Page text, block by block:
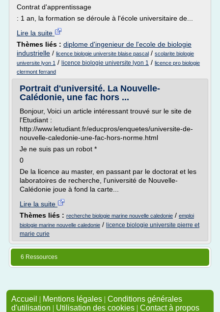
Contrat d'apprentissage
: 1 an, la formation se déroule à l'école universitaire de...
Lire la suite
Thèmes liés : diplome d'ingenieur de l'ecole de biologie
industrielle / licence biologie universite blaise pascal / scolarite biologie
universite lyon 1 / licence biologie universite lyon 1 / licence pro biologie
clermont ferrand
Portrait d'université. La Nouvelle-
Calédonie, une fac hors ...
Bonjour, Voici un article intéressant trouvé sur le site de
l'Etudiant :
http://www.letudiant.fr/educpros/enquetes/universite-de-
nouvelle-caledonie-une-fac-hors-norme.html
Je ne suis pas un robot *
0
De la licence au master, en passant par le doctorat et les
laboratoires de recherche, l'université de Nouvelle-
Calédonie joue à fond la carte...
Lire la suite
Thèmes liés : recherche biologie marine nouvelle caledonie / emploi
biologie marine nouvelle caledonie / licence biologie universite pierre et
marie curie
6 Ressources
Accueil | Mentions légales | Conditions générales
d'utilisation | Utilisation des cookies | Contact à propos